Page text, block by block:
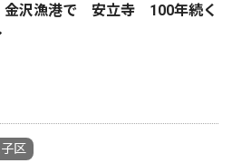
金沢漁港で 安立寺 100年続く
区